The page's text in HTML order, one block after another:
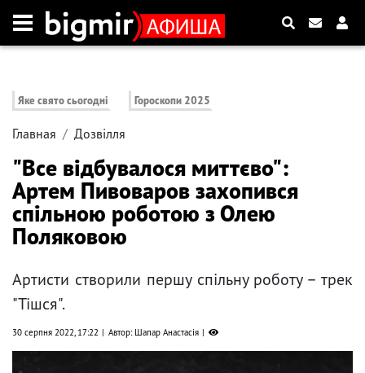
Яке свято сьогодні Гороскопи 2025
Главная Дозвілля
"Все відбувалося миттєво":
Артем Пивоваров захопився
спільною роботою з Олею
Поляковою
Артисти створили першу спільну роботу – трек
"Тішся".
30 серпня 2022, 17:22 Автор: Шапар Анастасія